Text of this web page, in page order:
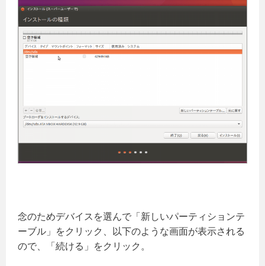
念のためデバイスを選んで「新しいパーティションテ
ーブル」をクリック、以下のような画面が表示される
ので、「続ける」をクリック。